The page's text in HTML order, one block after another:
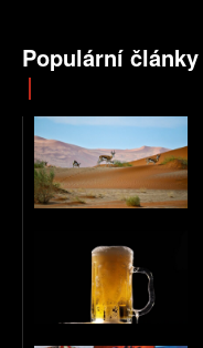
Populární články